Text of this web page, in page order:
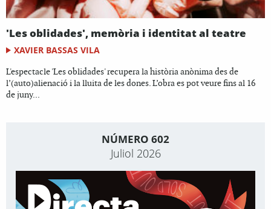
'Les oblidades', memòria i identitat al teatre
XAVIER BASSAS VILA
L'espectacle 'Les oblidades' recupera la història anònima des de
l’(auto)alienació i la lluita de les dones. L’obra es pot veure fins al 16
de juny...
NÚMERO 602
Juliol 2026